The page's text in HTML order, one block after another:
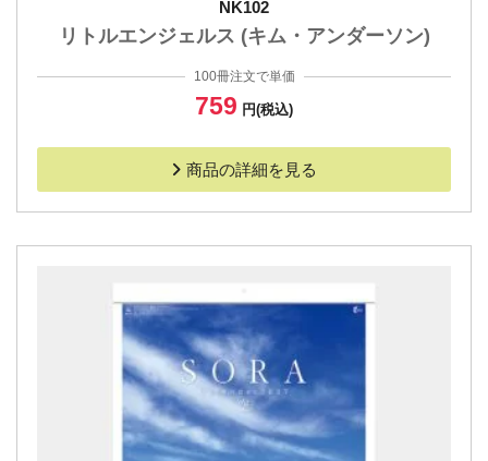
NK102
リトルエンジェルス (キム・アンダーソン)
100冊注文で単価
759 円(税込)
商品の詳細を見る